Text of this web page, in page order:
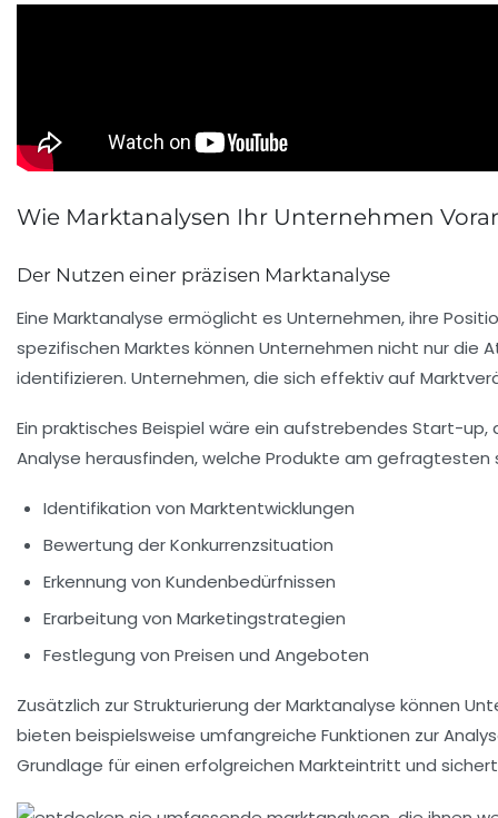
Wie Marktanalysen Ihr Unternehmen
Der Nutzen einer präzisen Marktanalyse
Eine Marktanalyse ermöglicht es Unternehmen, ihre
spezifischen Marktes können Unternehmen nicht nur die
identifizieren. Unternehmen, die sich effektiv auf
Ein praktisches Beispiel wäre ein aufstrebendes Start-
Analyse herausfinden, welche Produkte am
Identifikation von Marktentwicklungen
Bewertung der Konkurrenzsituation
Erkennung von Kundenbedürfnissen
Erarbeitung von Marketingstrategien
Festlegung von Preisen und Angeboten
Zusätzlich zur Strukturierung der Marktanalyse können
bieten beispielsweise umfangreiche Funktionen zur
Grundlage für einen erfolgreichen Markteintritt und